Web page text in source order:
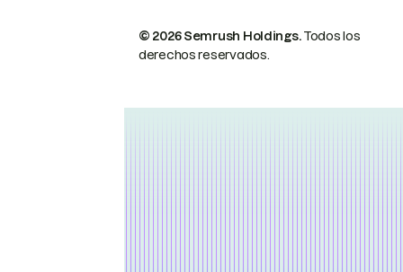
© 2026 Semrush Holdings.Todos los
derechos reservados.